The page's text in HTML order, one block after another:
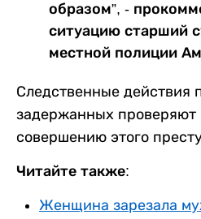
образом”, -
ситуацию старший
местной полиции
Следственные действия
задержанных проверяют
совершению этого
Читайте также:
Женщина зарезала